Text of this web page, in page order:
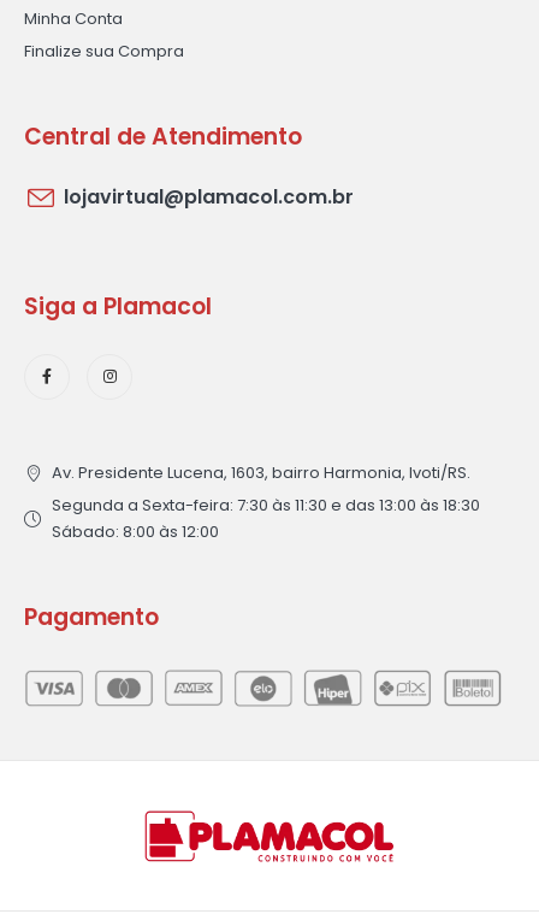
Minha Conta
Finalize sua Compra
Central de Atendimento
lojavirtual@plamacol.com.br
Siga a Plamacol
Av. Presidente Lucena, 1603, bairro Harmonia, Ivoti/RS.
Segunda a Sexta-feira: 7:30 às 11:30 e das 13:00 às 18:30
Sábado: 8:00 às 12:00
Pagamento